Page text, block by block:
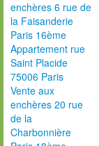
enchères 6 rue de
la Faisanderie
Paris 16ème
Appartement rue
Saint Placide
75006 Paris
Vente aux
enchères 20 rue
de la
Charbonnière